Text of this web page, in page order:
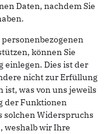
Daten, nachdem Sie
können Sie
einlegen. Dies ist der
nicht zur Erfüllung
was von uns jeweils
der Funktionen
solchen Widerspruchs
weshalb wir Ihre